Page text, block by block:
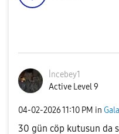
İncebey1
Active Level 9
‎04-02-202611:10 PM in
30 gün cöp kutusun da